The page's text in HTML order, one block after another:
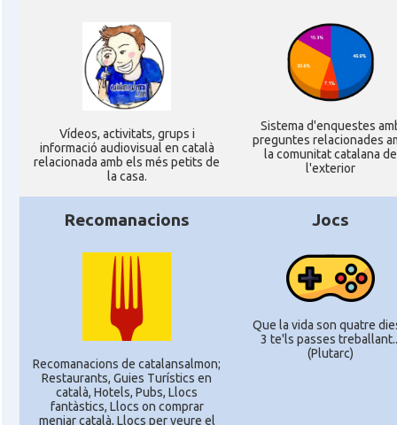
Ví­deos, activitats, grups i
informació audiovisual en català
relacionada amb els més petits de
la casa.
Sistema d'enquestes
preguntes relacionades
la comunitat catalana de
l'exterior
Recomanacions
Recomanacions de catalansalmon;
Restaurants, Guies Turístics en
català, Hotels, Pubs, Llocs
fantàstics, Llocs on comprar
menjar català, Llocs per veure el
Jocs
Que la vida son quatre
3 te'ls passes
(Plutarc)